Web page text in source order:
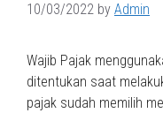
10/03/2022 by Admin
Wajib Pajak
ditentukan saat
pajak sudah memilih